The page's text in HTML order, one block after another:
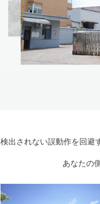
検出されない誤動作を回避
あなたの